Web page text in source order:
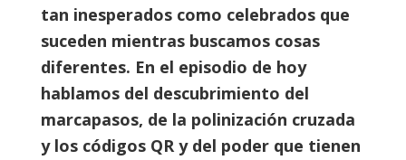
tan inesperados como celebrados que
suceden mientras buscamos cosas
diferentes. En el episodio de hoy
hablamos del descubrimiento del
marcapasos, de la polinización cruzada
y los códigos QR y del poder que tienen